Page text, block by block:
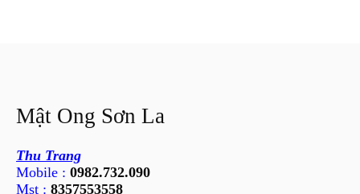
Mật Ong Sơn La
Thu Trang
Mobile : 0982.732.090
Mst : 8357553558